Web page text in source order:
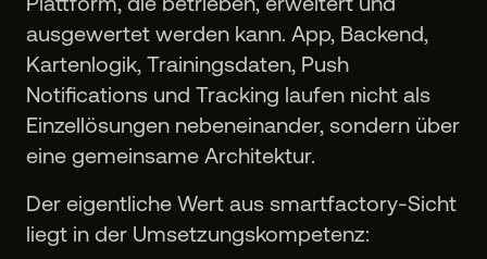
ausgewertet werden kann. App, Backend,
Kartenlogik, Trainingsdaten, Push
Notifications und Tracking laufen nicht als
Einzellösungen nebeneinander, sondern über
eine gemeinsame Architektur.
Der eigentliche Wert aus smartfactory-Sicht
liegt in der Umsetzungskompetenz: